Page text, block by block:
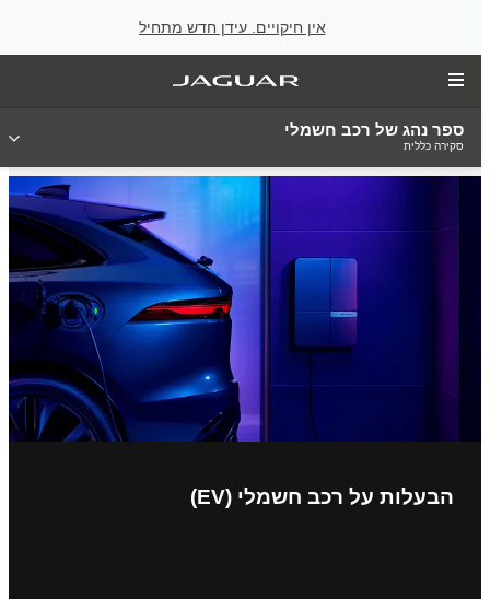
אין חיקויים. עידן חדש מתחיל
ספר נהג של רכב חשמלי
סקירה כללית
הבעלות על רכב חשמלי (EV)